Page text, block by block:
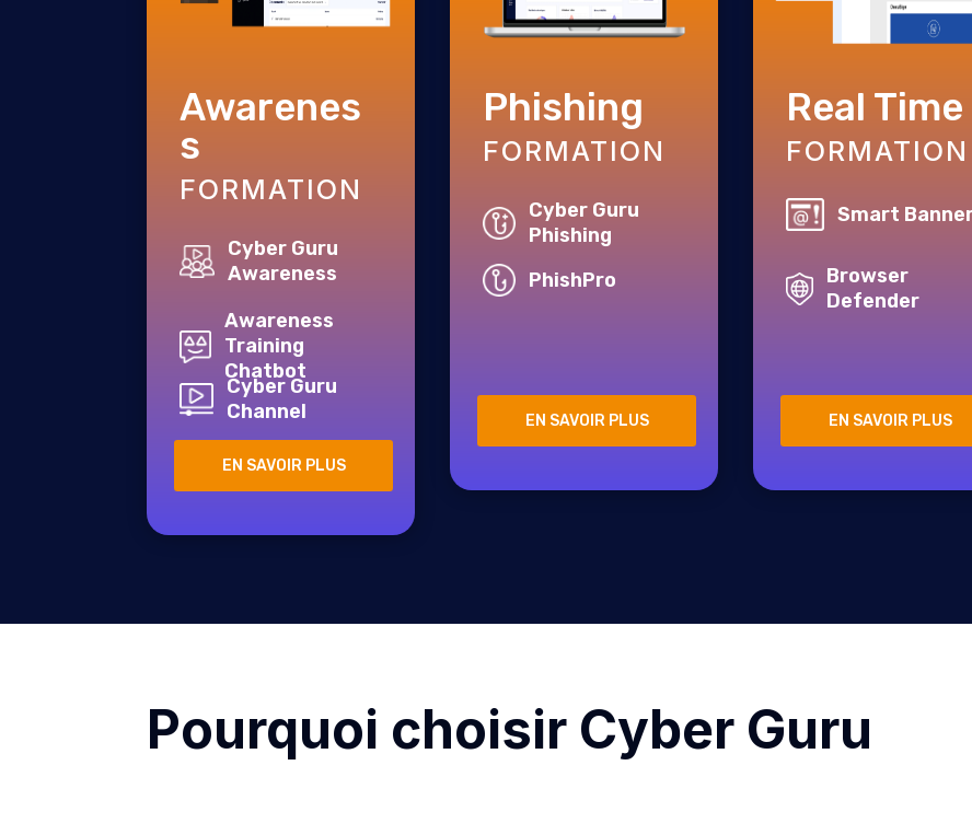
Awarenes
s
FORMATION
Cyber Guru
Awareness
Awareness
Training
Chatbot
Cyber Guru
Channel
EN SAVOIR PLUS
Phishing
FORMATION
Cyber Guru
Phishing
PhishPro
EN SAVOIR PLUS
Real Time
FORMATION
Smart
Browser
Defender
EN SAVOIR PLUS
Pourquoi choisir Cyber Guru